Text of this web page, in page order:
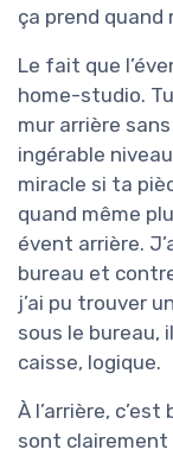
ça prend quand
Le fait que
home-studio.
mur arrière
ingérable
miracle si ta
quand même
évent arrière.
bureau et
j’ai pu trouver
sous le bureau,
caisse, logique.
À l’arrière,
sont